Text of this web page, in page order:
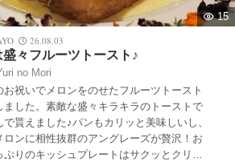
15
26.08.03
盛々フルーツトースト♪
no Mori
お祝いでメロンをのせたフルーツトースト
ました。素敵な盛々キラキラのトーストで
で貰えました♪パンもカリッと美味しいし、
ロンに相性抜群のアングレーズが贅沢！お
ぷりのキッシュプレートはサクッとクリー